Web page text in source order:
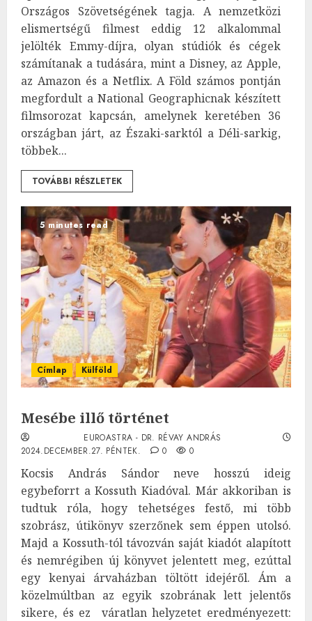
Országos Szövetségének tagja. A nemzetközi
elismertségű filmest eddig 12 alkalommal
jelölték Emmy-díjra, olyan stúdiók és cégek
számítanak a tudására, mint a Disney, az Apple,
az Amazon és a Netflix. A Föld számos pontján
megfordult a National Geographicnak készített
filmsorozat kapcsán, amelynek keretében 36
országban járt, az Északi-sarktól a Déli-sarkig,
többek...
TOVÁBBI RÉSZLETEK
5 minutes read
Címlap Külföld
Mesébe illő történet
EUROASTRA - DR. RÉVAY ANDRÁS
2024.DECEMBER.27. PÉNTEK.
0 0
Kocsis András Sándor neve hosszú ideig
egybeforrt a Kossuth Kiadóval. Már akkoriban is
tudtuk róla, hogy tehetséges festő, mi több
szobrász, útikönyv szerzőnek sem éppen utolsó.
Majd a Kossuth-tól távozván saját kiadót alapított
és nemrégiben új könyvet jelentett meg, ezúttal
egy kenyai árvaházban töltött idejéről. Ám a
közelmúltban az egyik szobrának lett jelentős
sikere, és ez váratlan helyzetet eredményezett: